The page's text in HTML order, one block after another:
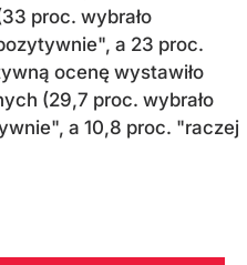
proc. wybrało
a 23 proc.
ocenę wystawiło
(29,7 proc. wybrało
a 10,8 proc. "raczej